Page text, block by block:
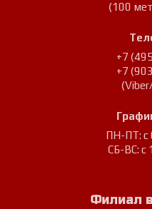
(100
+7
+7
ПН-ПТ: с
СБ-ВС: с
Филиал